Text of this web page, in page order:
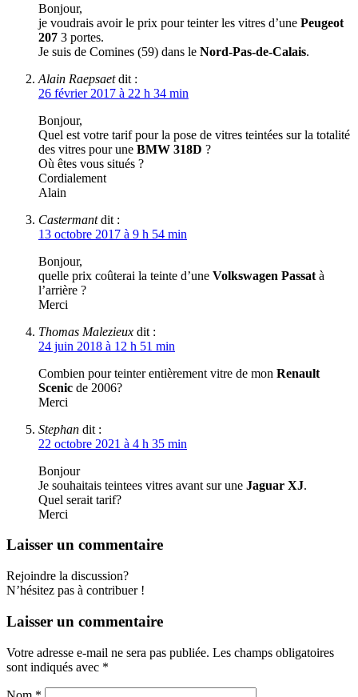
Bonjour,
je voudrais avoir le prix pour teinter les vitres d’une Peugeot
207 3 portes.
Je suis de Comines (59) dans le Nord-Pas-de-Calais.
Alain Raepsaet dit :
26 février 2017 à 22 h 34 min
Bonjour,
Quel est votre tarif pour la pose de vitres teintées sur la totalité
des vitres pour une BMW 318D ?
Où êtes vous situés ?
Cordialement
Alain
Castermant dit :
13 octobre 2017 à 9 h 54 min
Bonjour,
quelle prix coûterai la teinte d’une Volkswagen Passat à
l’arrière ?
Merci
Thomas Malezieux dit :
24 juin 2018 à 12 h 51 min
Combien pour teinter entièrement vitre de mon Renault
Scenic de 2006?
Merci
Stephan dit :
22 octobre 2021 à 4 h 35 min
Bonjour
Je souhaitais teintees vitres avant sur une Jaguar XJ.
Quel serait tarif?
Merci
Laisser un commentaire
Rejoindre la discussion?
N’hésitez pas à contribuer !
Laisser un commentaire
Votre adresse e-mail ne sera pas publiée. Les champs obligatoires
sont indiqués avec *